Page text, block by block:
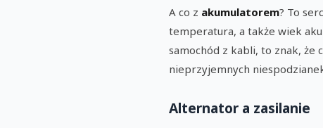
A co z akumulatorem? To
temperatura, a także wiek
samochód z kabli, to znak, że
nieprzyjemnych
Alternator a zasilanie